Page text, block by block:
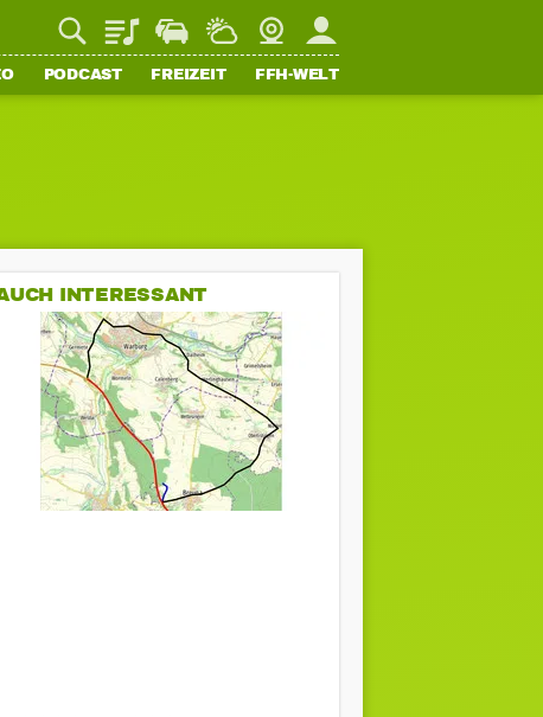
PlaylistStaupilotWetterWebcamMein FFH
PODCAST FREIZEIT FFH-WELT
INTERESSANT